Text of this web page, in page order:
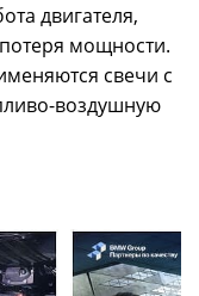
двигателя,
мощности.
свечи с
воздушную